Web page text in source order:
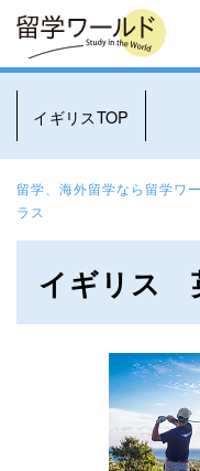
イギリスTOP
留学、海外留学なら留学ワ
ラス
イギリス